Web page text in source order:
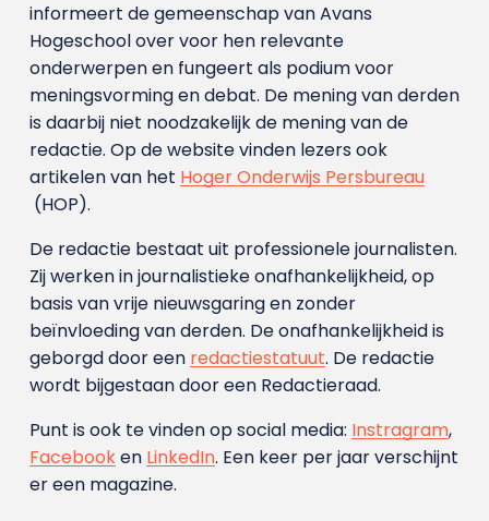
informeert de gemeenschap van Avans
Hogeschool over voor hen relevante
onderwerpen en fungeert als podium voor
meningsvorming en debat. De mening van derden
is daarbij niet noodzakelijk de mening van de
redactie. Op de website vinden lezers ook
artikelen van het Hoger Onderwijs Persbureau
(HOP).
De redactie bestaat uit professionele journalisten.
Zij werken in journalistieke onafhankelijkheid, op
basis van vrije nieuwsgaring en zonder
beïnvloeding van derden. De onafhankelijkheid is
geborgd door een redactiestatuut. De redactie
wordt bijgestaan door een Redactieraad.
Punt is ook te vinden op social media: Instragram,
Facebooken LinkedIn. Een keer per jaar verschijnt
er een magazine.